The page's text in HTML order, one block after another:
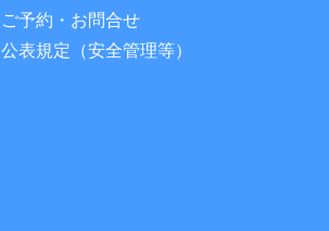
ご予約・お問合せ
公表規定（安全管理等）